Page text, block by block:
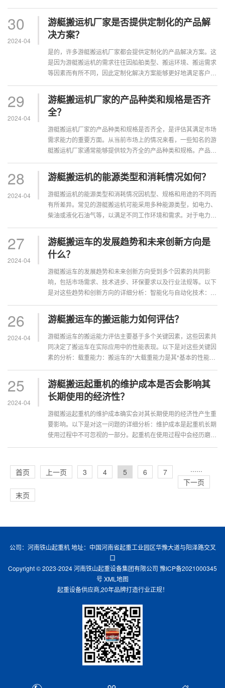
30
2024-04
游艇搬运机厂家是否提供定制化的产品解
决方案？
是的，许多游艇搬运机厂家都会提供定制化的产品解决方案。这
是因为游艇搬运机的需求往往因船舶类型、搬运环境、搬运需求
等因素而有所不同，因此定制化解决方案能够更好地满足客户的
29
2024-04
游艇搬运机厂家的产品种类和规格是否齐
全？
游艇搬运机厂家的产品种类和规格是否齐全，是评估其满足市场
需求能力的重要方面。从当前市场上的情况来看，一些知名的游
艇搬运机厂家通常能够提供较为齐全的产品种类和规格。产品种
28
2024-04
游艇搬运机的能源类型和消耗情况如何？
游艇搬运机的能源类型和消耗情况因机型、规格和用途的不同而
有所差异。常见的游艇搬运机可能采用多种能源类型，如电力、
柴油或液化石油气等，以满足不同工作环境和需求。对于电力驱
27
2024-04
游艇搬运车的发展趋势和未来创新方向是
什么？
游艇搬运车的发展趋势和未来创新方向受到多个因素的共同影
响，包括市场需求、技术进步、环保要求以及行业法规等。以下
是对这些趋势和创新方向的详细分析：智能化与自动化技术：随
26
2024-04
游艇搬运车的搬运能力如何评估？
游艇搬运车的搬运能力评估主要基于多个关键因素，这些因素共
同决定了搬运车在实际应用中的性能表现。以下是对这些关键因
素的分析：载重能力：搬运车的*大载重能力是其*基本的性能参
25
2024-04
游艇搬运起重机的维护成本是否会影响其
长期使用的经济性？
游艇搬运起重机的维护成本确实会对其长期使用的经济性产生重
要影响。以下是对这一问题的详细分析：维护成本是起重机长期
使用过程中不可忽视的一部分。起重机在使用过程中会经历磨
首页 上一页 ···
3 4 5 6 7
···
下一页
末页
公司：河南铁山起重机 地址：中国河南省起重工业园区华豫大道与阳泽路交叉
口
Copyright © 2023-2024 河南铁山起重设备集团有限公司 豫ICP备2021000345
号XML地图
起重设备供应商,20年品牌打造行业正规！